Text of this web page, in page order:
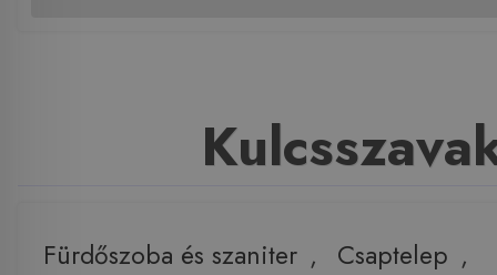
Fürdőszoba és szaniter , Csaptelep ,